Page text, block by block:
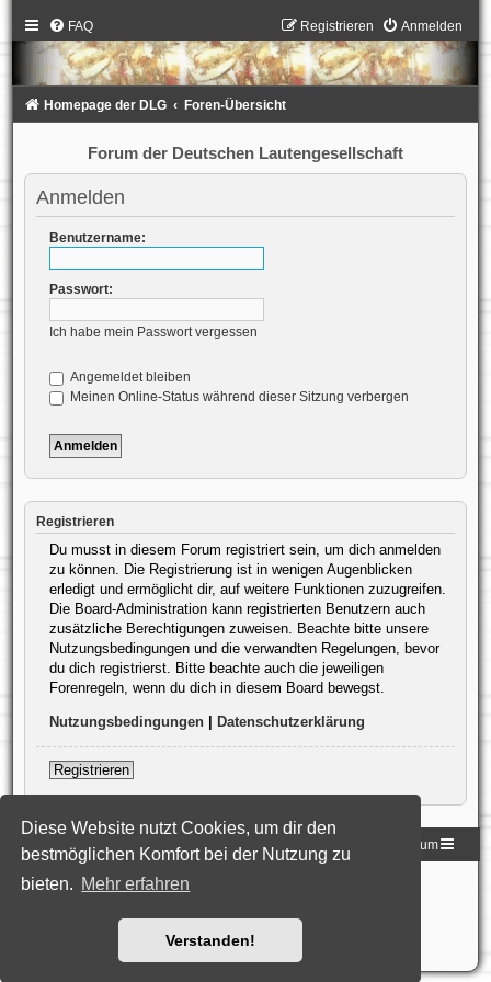
Diese Website nutzt Cookies, um dir den
bestmöglichen Komfort bei der Nutzung zu
bieten. Mehr erfahren
Verstanden!
FAQ Anmelden
Registrieren
Homepage der DLG Foren-Übersicht
Forum der Deutschen Lautengesellschaft
Anmelden
Benutzername:
Passwort:
Ich habe mein Passwort vergessen
Angemeldet bleiben
Meinen Online-Status während dieser Sitzung verbergen
Registrieren
Du musst in diesem Forum registriert sein, um dich anmelden
zu können. Die Registrierung ist in wenigen Augenblicken
erledigt und ermöglicht dir, auf weitere Funktionen zuzugreifen.
Die Board-Administration kann registrierten Benutzern auch
zusätzliche Berechtigungen zuweisen. Beachte bitte unsere
Nutzungsbedingungen und die verwandten Regelungen, bevor
du dich registrierst. Bitte beachte auch die jeweiligen
Forenregeln, wenn du dich in diesem Board bewegst.
Nutzungsbedingungen| Datenschutzerklärung
Registrieren
Homepage der DLG Foren-Übersicht Impressum
Powered byphpBB® Forum Software © phpBB Limited
Style: Black-Silver-Split by Joyce&LunaphpBB-Style-Design
Nutzungsbedingungen